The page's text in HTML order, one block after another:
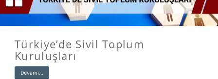
Türkiye’de Sivil Toplum
Kuruluşları
Devamı...